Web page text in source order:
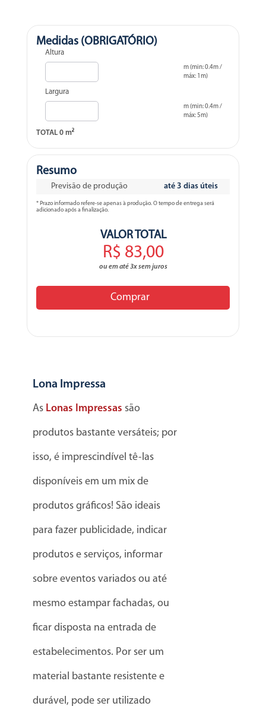
Medidas (OBRIGATÓRIO)
Altura
m (min: 0.4m /
máx: 1m)
Largura
m (min: 0.4m /
máx: 5m)
TOTAL 0 m²
Resumo
Previsão de produção até 3 dias úteis
* Prazo informado refere-se apenas à produção. O tempo de entrega será
adicionado após a finalização.
VALOR TOTAL
R$ 83,00
ou em até 3x sem juros
Comprar
Lona Impressa
As Lonas Impressas são
produtos bastante versáteis; por
isso, é imprescindível tê-las
disponíveis em um mix de
produtos gráficos! São ideais
para fazer publicidade, indicar
produtos e serviços, informar
sobre eventos variados ou até
mesmo estampar fachadas, ou
ficar disposta na entrada de
estabelecimentos. Por ser um
material bastante resistente e
durável, pode ser utilizado